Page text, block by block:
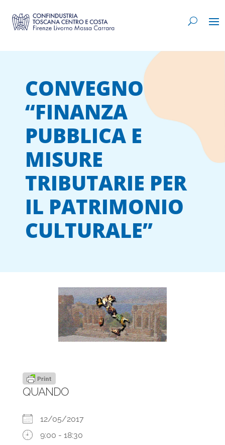
CONVEGNO
“FINANZA
PUBBLICA E
MISURE
TRIBUTARIE PER
IL PATRIMONIO
CULTURALE”
QUANDO
12/05/2017
9:00 - 18:30